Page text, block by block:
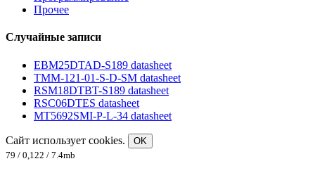
Прочее
Случайные записи
EBM25DTAD-S189 datasheet
TMM-121-01-S-D-SM datasheet
RSM18DTBT-S189 datasheet
RSC06DTES datasheet
MT5692SMI-P-L-34 datasheet
Сайт использует cookies.
OK
79 / 0,122 / 7.4mb